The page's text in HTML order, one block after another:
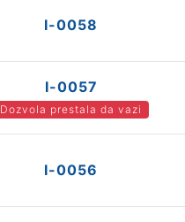
I-0058
I-0057
Dozvola prestala da vazi
I-0056